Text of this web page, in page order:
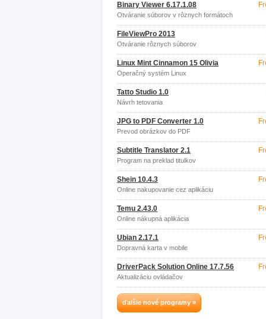
Binary Viewer 6.17.1.08
Otváranie súborov v rôznych formátoch
FileViewPro 2013
Otváranie rôznych súborov
Linux Mint Cinnamon 15 Olivia
Operačný systém Linux
Tatto Studio 1.0
Návrh tetovania
JPG to PDF Converter 1.0
Prevod obrázkov do PDF
Subtitle Translator 2.1
Program na preklad titulkov
Shein 10.4.3
Online nakupovanie cez aplikáciu
Temu 2.43.0
Online nákupná aplikácia
Ubian 2.17.1
Dopravná karta v mobile
DriverPack Solution Online 17.7.56
Aktualizáciu ovládačov
ďalšie nové programy »